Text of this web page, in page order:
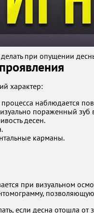
при опущении
характер:
наблюдается
пораженный зуб
десен.
карманы.
при визуальном